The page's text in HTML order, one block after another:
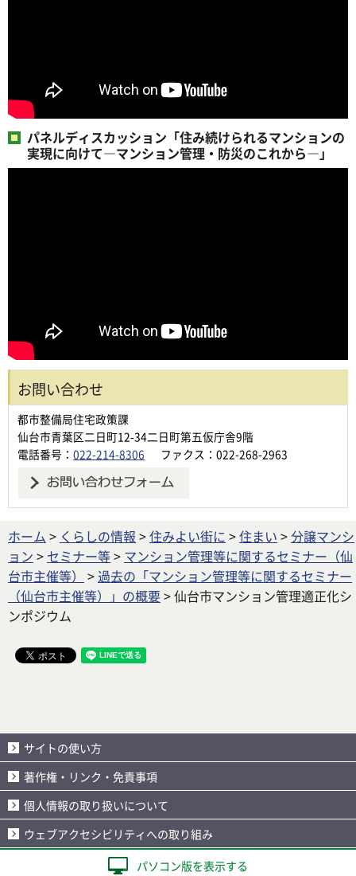
パネルディスカッション「住み続けられるマンションの
実現に向けて―マンション管理・防災のこれから―」
お問い合わせ
都市整備局住宅政策課
仙台市青葉区二日町12-34二日町第五仮庁舎9階
電話番号： 022-214-8306 ファクス：022-268-2963
ホーム > くらしの情報 >住みよい街に >住まい >分譲マンシ
ョン > セミナー等> マンション管理等に関するセミナー（仙
台市主催等）
>過去の「マンション管理等に関するセミナー
（仙台市主催等）」の概要> 仙台市マンション管理適正化シ
ンポジウム
サイトの使い方
著作権・リンク・免責事項
個人情報の取り扱いについて
ウェブアクセシビリティへの取り組み
パソコン版を表示する